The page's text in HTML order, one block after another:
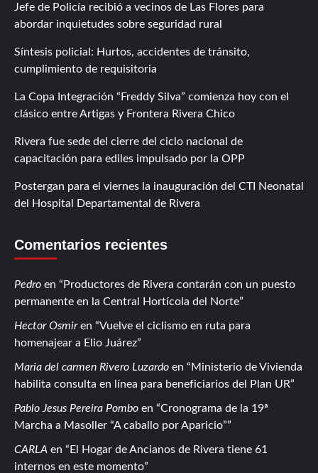
Jefe de Policía recibió a vecinos de Las Flores para
abordar inquietudes sobre seguridad rural
Síntesis policial: Hurtos, accidentes de tránsito,
cumplimiento de requisitoria
La Copa Integración “Freddy Silva” comienza hoy con el
clásico entre Artigas y Frontera Rivera Chico
Rivera fue sede del cierre del ciclo nacional de
capacitación para ediles impulsado por la OPP
Postergan para el viernes la inauguración del CTI Neonatal
del Hospital Departamental de Rivera
Comentarios recientes
Pedro en
Productores de Rivera contarán con un puesto
permanente en la Central Hortícola del Norte
Hector Osmiren
Vuelve el ciclismo en ruta para
homenajear a Elio Juárez
Maria del carmen Rivero Luzardo en
Ministerio de Vivienda
habilita consulta en línea para beneficiarios del Plan UR
Pablo Jesus Pereira Pombo en
Cronograma de la 19ª
Marcha a Masoller “A caballo por Aparicio”
CARLA en
El Hogar de Ancianos de Rivera tiene 61
internos en este momento